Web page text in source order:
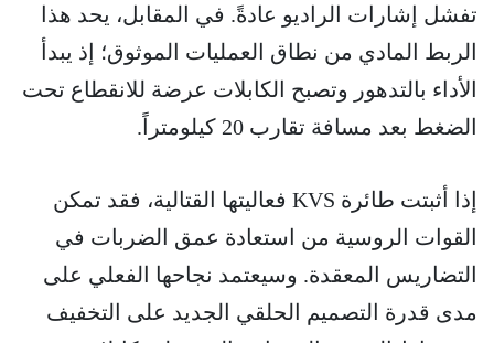
تفشل إشارات الراديو عادةً. في المقابل، يحد هذا
الربط المادي من نطاق العمليات الموثوق؛ إذ يبدأ
الأداء بالتدهور وتصبح الكابلات عرضة للانقطاع تحت
الضغط بعد مسافة تقارب 20 كيلومتراً.
إذا أثبتت طائرة KVS فعاليتها القتالية، فقد تمكن
القوات الروسية من استعادة عمق الضربات في
التضاريس المعقدة. وسيعتمد نجاحها الفعلي على
مدى قدرة التصميم الحلقي الجديد على التخفيف